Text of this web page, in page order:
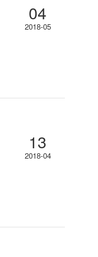
04
2018-05
13
2018-04